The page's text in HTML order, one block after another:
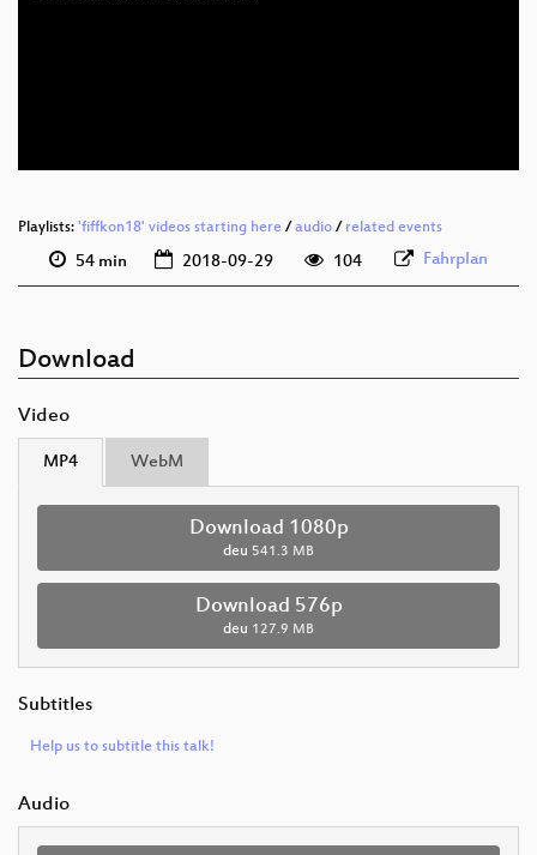
Playlists: 'fiffkon18' videos starting here /audio / related events
54 min 2018-09-29 104 Fahrplan
Download
Video
MP4 WebM
Download 1080p
deu 541.3 MB
Download 576p
deu 127.9 MB
Subtitles
Help us to subtitle this talk!
Audio